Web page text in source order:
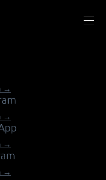
→
→
→
→